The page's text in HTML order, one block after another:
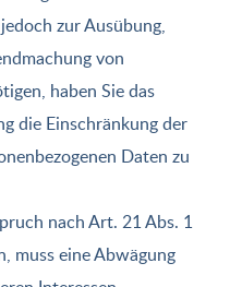
zur Ausübung,
von
haben Sie das
die Einschränkung der
Daten zu
nach Art. 21 Abs. 1
muss eine Abwägung